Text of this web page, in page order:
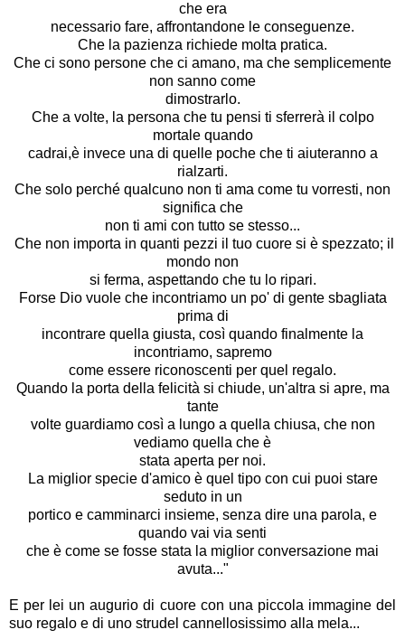
che era
necessario fare, affrontandone le conseguenze.
Che la pazienza richiede molta pratica.
Che ci sono persone che ci amano, ma che semplicemente
non sanno come
dimostrarlo.
Che a volte, la persona che tu pensi ti sferrerà il colpo
mortale quando
cadrai,è invece una di quelle poche che ti aiuteranno a
rialzarti.
Che solo perché qualcuno non ti ama come tu vorresti, non
significa che
non ti ami con tutto se stesso...
Che non importa in quanti pezzi il tuo cuore si è spezzato; il
mondo non
si ferma, aspettando che tu lo ripari.
Forse Dio vuole che incontriamo un po' di gente sbagliata
prima di
incontrare quella giusta, così quando finalmente la
incontriamo, sapremo
come essere riconoscenti per quel regalo.
Quando la porta della felicità si chiude, un'altra si apre, ma
tante
volte guardiamo così a lungo a quella chiusa, che non
vediamo quella che è
stata aperta per noi.
La miglior specie d'amico è quel tipo con cui puoi stare
seduto in un
portico e camminarci insieme, senza dire una parola, e
quando vai via senti
che è come se fosse stata la miglior conversazione mai
avuta..."
E per lei un augurio di cuore con una piccola immagine del
suo regalo e di uno strudel cannellosissimo alla mela...